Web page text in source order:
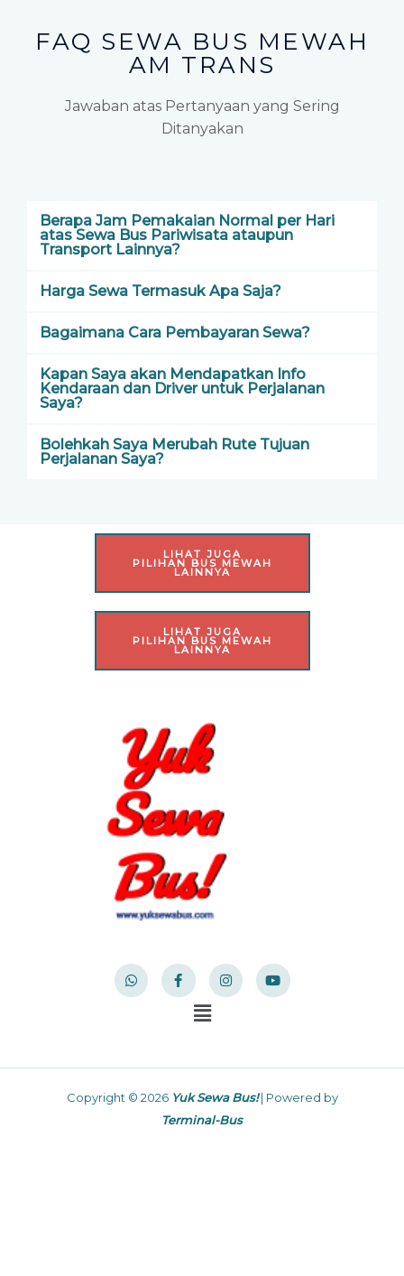
FAQ SEWA BUS MEWAH
AM TRANS
Jawaban atas Pertanyaan yang Sering
Ditanyakan
Berapa Jam Pemakaian Normal per Hari
atas Sewa Bus Pariwisata ataupun
Transport Lainnya?
Harga Sewa Termasuk Apa Saja?
Bagaimana Cara Pembayaran Sewa?
Kapan Saya akan Mendapatkan Info
Kendaraan dan Driver untuk Perjalanan
Saya?
Bolehkah Saya Merubah Rute Tujuan
Perjalanan Saya?
LIHAT JUGA
PILIHAN BUS MEWAH
LAINNYA
LIHAT JUGA
PILIHAN BUS MEWAH
LAINNYA
Copyright © 2026 Yuk Sewa Bus!| Powered by
Terminal-Bus